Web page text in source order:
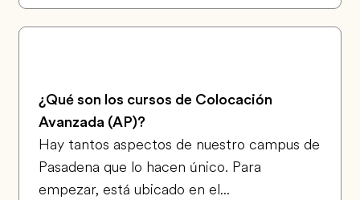
¿Qué son los cursos de Colocación
Avanzada (AP)?
Hay tantos aspectos de nuestro campus de
Pasadena que lo hacen único. Para
empezar, está ubicado en el...